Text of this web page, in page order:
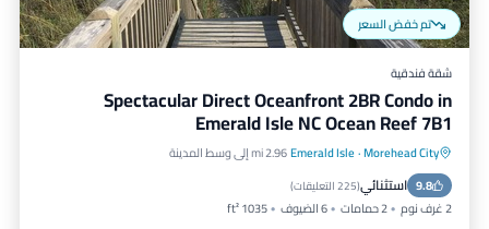
تم خفض السعر
شقة فندقية
Spectacular Direct Oceanfront 2BR Condo in
Emerald Isle NC Ocean Reef 7B1
Morehead City
·
Emerald Isle2.96 mi إلى وسط المدينة
9.8 استثنائي(225 التعليقات )
2 غرف نوم 2 حمامات 6 الضيوف
1035 ft²
مسبح خاص
مواجه للمحيط
حوض استحمام ساخن